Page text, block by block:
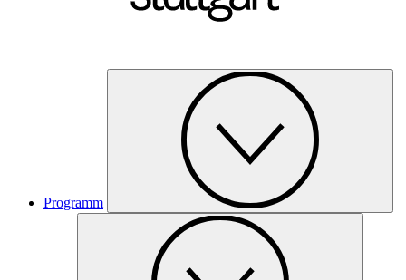
Programm